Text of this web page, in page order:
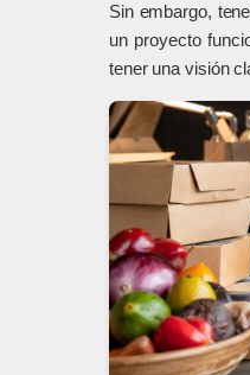
Sin embargo,
un proyecto
tener una visión